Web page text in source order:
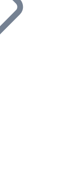
e comercialize
nosso serviço de